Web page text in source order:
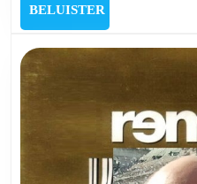
BELUISTER